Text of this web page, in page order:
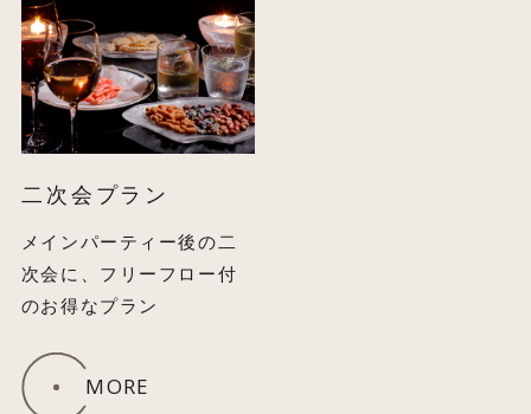
二次会プラン
メインパーティー後の二
次会に、フリーフロー付
のお得なプラン
MORE